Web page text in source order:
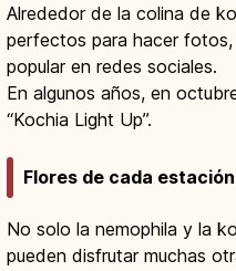
Alrededor de la colina de
perfectos para hacer
popular en redes sociales.
En algunos años, en
“Kochia Light Up”.
Flores de cada estación
No solo la nemophila y la
pueden disfrutar muchas